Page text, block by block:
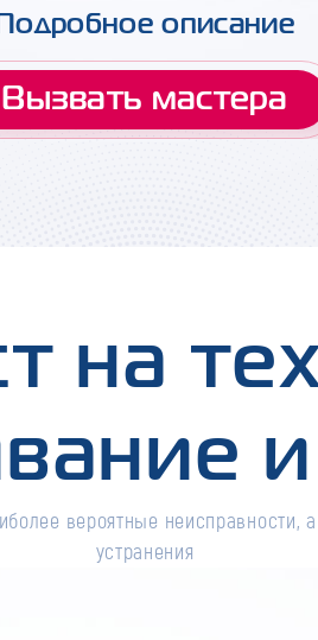
описание
Вызвать мастера
на
вероятные неисправности,
устранения